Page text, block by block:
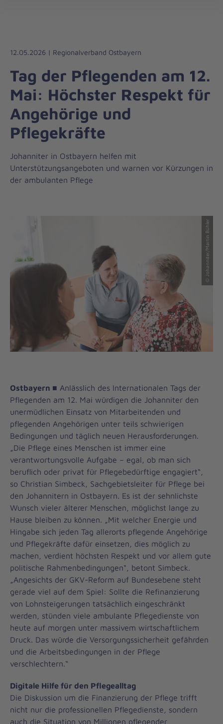
Liebe
Leben
12.05.2026 | Regionalverband Ostbayern
Tag der Pflegenden am 12.
Mai: Höchster Respekt für
Angehörige und
Pflegekräfte
Johanniter in Ostbayern helfen mit
Unterstützungsangeboten und warnen vor Kürzungen in
der ambulanten Pflege
© Johanniter/Martin Bühler
Ostbayern ■ Anlässlich des Internationalen Tags der
Pflegenden am 12. Mai würdigen die Johanniter den
unermüdlichen Einsatz von Mitarbeitenden und
pflegenden Angehörigen unter teils schwierigen
Bedingungen und täglich neuen Herausforderungen.
„Die Pflege eines Menschen ist immer eine
verantwortungsvolle Aufgabe – egal, ob man sich
beruflich oder privat für Pflegebedürftige engagiert“,
so Christian Simbeck, Sachgebietsleiter für Pflege bei
den Johannitern in Ostbayern. Es ist der sehnlichste
Wunsch vieler älterer Menschen, möglichst lange zu
Hause bleiben zu können. „Mit welcher Energie und
Hingabe sich jeden Tag allerorts pflegende Angehörige
und Pflegekräfte dafür einsetzen, dies möglich zu
machen, verdient höchsten Respekt und vor allem gute
politische Rahmenbedingungen“, betont Simbeck.
„Angesichts der GKV-Reform auf Bundesebene steht
gerade viel auf dem Spiel: Sollte die Refinanzierung
von Lohnsteigerungen tatsächlich eingeschränkt
werden, stünden viele ambulante Pflegedienste von
heute auf morgen unter massivem wirtschaftlichem
Druck. Das würde die Versorgungssicherheit gefährden
und die Arbeitsbedingungen in der Pflege
verschlechtern.“
Digitale Hilfe für den Pflegealltag
Die Diskussion um die Finanzierung der Pflege trifft
nicht nur die professionellen Pflegedienste, sondern
auch die Situation von Millionen pflegender